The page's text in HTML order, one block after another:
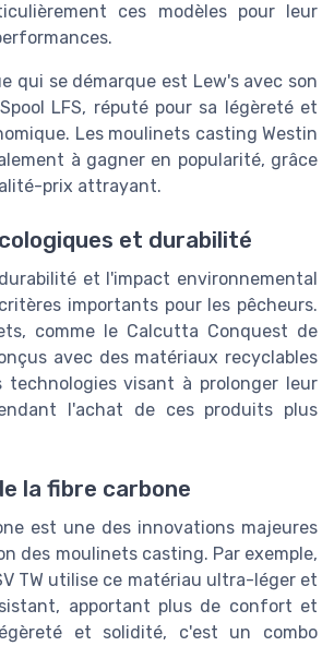
ces modèles pour leur
qui se démarque est Lew's avec son
LFS, réputé pour sa légèreté et
Les moulinets casting Westin
à gagner en popularité, grâce
prix attrayant.
et durabilité
et l'impact environnemental
importants pour les pêcheurs.
comme le Calcutta Conquest de
avec des matériaux recyclables
visant à prolonger leur
l'achat de ces produits plus
la fibre carbone
est une des innovations majeures
des moulinets casting. Par exemple,
TW utilise ce matériau ultra-léger et
apportant plus de confort et
et solidité, c'est un combo